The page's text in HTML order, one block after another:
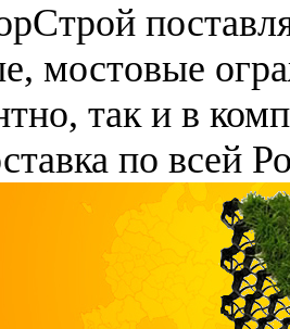
мостовые
так и в
по всей